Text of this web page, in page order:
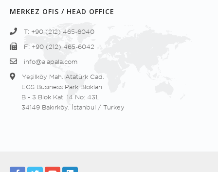
MERKEZ OFIS / HEAD OFFICE
T: +90 (212) 465-6040
F: +90 (212) 465-6042
info@alapala.com
Yeşilköy Mah. Atatürk Cad.
EGS Business Park Blokları
B - 3 Blok Kat: 14 No: 431,
34149 Bakırköy, İstanbul / Turkey